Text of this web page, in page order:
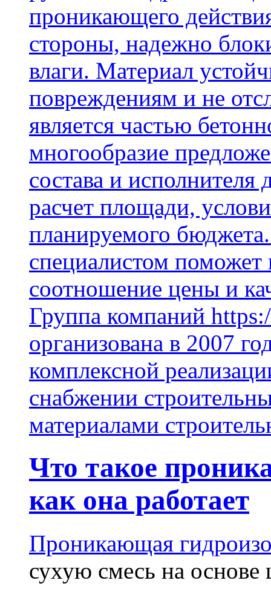
проникающего
стороны, надежно
влаги. Материал
повреждениям и не
является частью
многообразие
состава и
расчет площади,
планируемого
специалистом поможет
соотношение цены и
Группа компаний
организована в 2007
комплексной
снабжении
материалами
Что такое
как она работает
Проникающая
сухую смесь на основе